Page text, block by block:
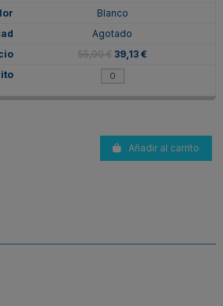
Blanco
Agotado
55,90 € 39,13 €
Añadir al carrito